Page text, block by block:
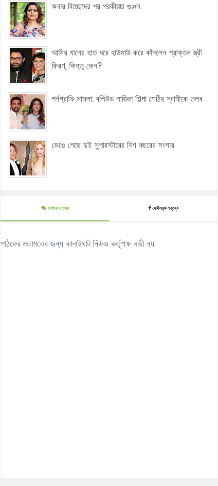
কনার বিচ্ছেদের পর পরকীয়ার গুঞ্জন
আমির খানের হাত ধরে হাউমাউ করে কাঁদলেন প্রাক্তন স্ত্রী
কিরণ, কিন্তু কেন?
পর্নগ্রাফি মামলা: বলিউড নায়িকা শিল্পা শেঠির স্বামীকে তলব
ভেঙে গেছে দুই সুপারস্টারের বিশ বছরের সংসার
ব্লগার মন্তব্য ফেইসবুক মন্তব্য
পাঠকের মতামতের জন্য কানাইঘাট নিউজ কর্তৃপক্ষ দায়ী নয়